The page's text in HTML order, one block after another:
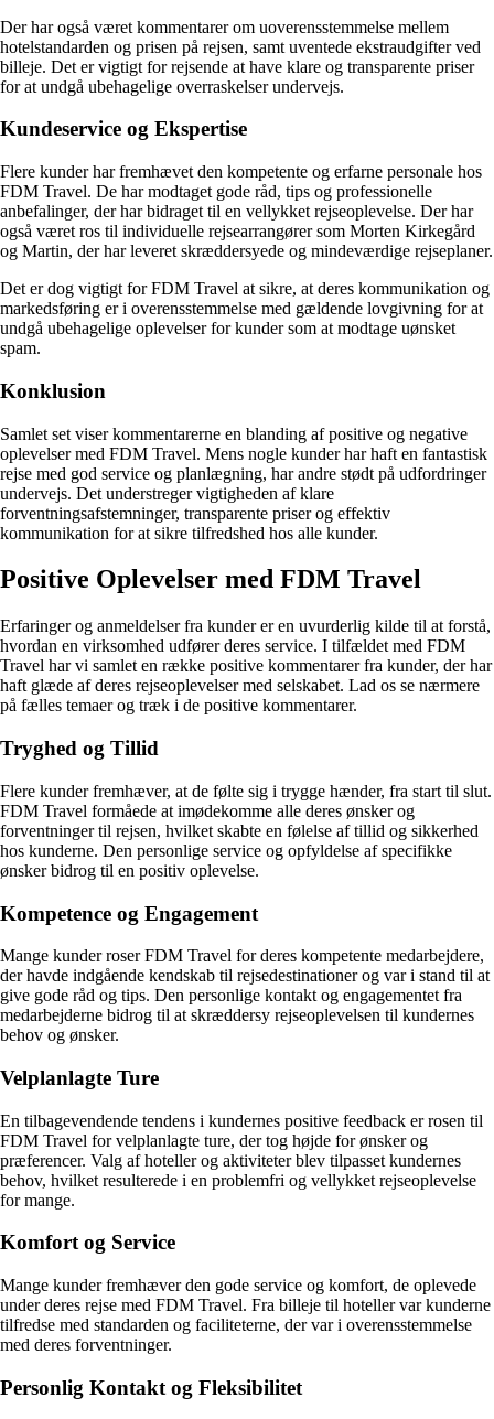
Der har også været kommentarer om uoverensstemmelse mellem
hotelstandarden og prisen på rejsen, samt uventede ekstraudgifter ved
billeje. Det er vigtigt for rejsende at have klare og transparente priser
for at undgå ubehagelige overraskelser undervejs.
Kundeservice og Ekspertise
Flere kunder har fremhævet den kompetente og erfarne personale hos
FDM Travel. De har modtaget gode råd, tips og professionelle
anbefalinger, der har bidraget til en vellykket rejseoplevelse. Der har
også været ros til individuelle rejsearrangører som Morten Kirkegård
og Martin, der har leveret skræddersyede og mindeværdige rejseplaner.
Det er dog vigtigt for FDM Travel at sikre, at deres kommunikation og
markedsføring er i overensstemmelse med gældende lovgivning for at
undgå ubehagelige oplevelser for kunder som at modtage uønsket
spam.
Konklusion
Samlet set viser kommentarerne en blanding af positive og negative
oplevelser med FDM Travel. Mens nogle kunder har haft en fantastisk
rejse med god service og planlægning, har andre stødt på udfordringer
undervejs. Det understreger vigtigheden af klare
forventningsafstemninger, transparente priser og effektiv
kommunikation for at sikre tilfredshed hos alle kunder.
Positive Oplevelser med FDM Travel
Erfaringer og anmeldelser fra kunder er en uvurderlig kilde til at forstå,
hvordan en virksomhed udfører deres service. I tilfældet med FDM
Travel har vi samlet en række positive kommentarer fra kunder, der har
haft glæde af deres rejseoplevelser med selskabet. Lad os se nærmere
på fælles temaer og træk i de positive kommentarer.
Tryghed og Tillid
Flere kunder fremhæver, at de følte sig i trygge hænder, fra start til slut.
FDM Travel formåede at imødekomme alle deres ønsker og
forventninger til rejsen, hvilket skabte en følelse af tillid og sikkerhed
hos kunderne. Den personlige service og opfyldelse af specifikke
ønsker bidrog til en positiv oplevelse.
Kompetence og Engagement
Mange kunder roser FDM Travel for deres kompetente medarbejdere,
der havde indgående kendskab til rejsedestinationer og var i stand til at
give gode råd og tips. Den personlige kontakt og engagementet fra
medarbejderne bidrog til at skræddersy rejseoplevelsen til kundernes
behov og ønsker.
Velplanlagte Ture
En tilbagevendende tendens i kundernes positive feedback er rosen til
FDM Travel for velplanlagte ture, der tog højde for ønsker og
præferencer. Valg af hoteller og aktiviteter blev tilpasset kundernes
behov, hvilket resulterede i en problemfri og vellykket rejseoplevelse
for mange.
Komfort og Service
Mange kunder fremhæver den gode service og komfort, de oplevede
under deres rejse med FDM Travel. Fra billeje til hoteller var kunderne
tilfredse med standarden og faciliteterne, der var i overensstemmelse
med deres forventninger.
Personlig Kontakt og Fleksibilitet